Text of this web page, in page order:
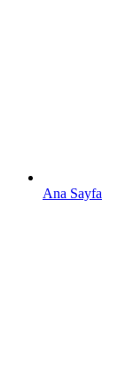
Ana Sayfa